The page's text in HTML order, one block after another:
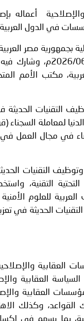
الإرهابية
أعماله
في الدول
بجمهورية مصر
كريمة من وزارة الداخلية المصرية في مدينة القاهرة
مكتب الأمم
التقنيات الحديثة
لمعاملة السجناء
في مجال العمل
التقنيات
التقنية،
للعلوم
الحديثة في
العقابية
السياسة العقابية
العقابية
القواعد، وكذلك
بما يسهم في